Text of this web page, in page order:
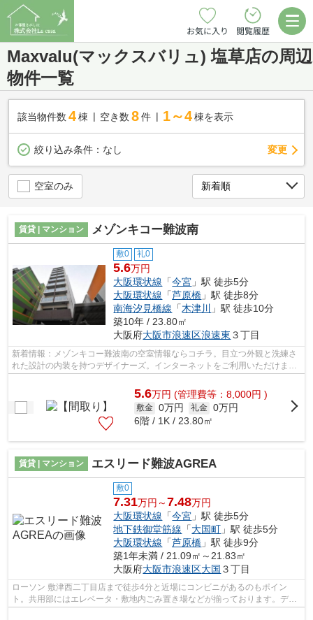
お気に入り 閲覧履歴
Maxvalu(マックスバリュ) 塩草店の周辺
物件一覧
該当物件数 4棟 空き数 8 件 1～4 棟を表示
絞り込み条件： なし 変更
空室のみ
賃貸 | マンション メゾンキコー難波南
敷0 礼0
5.6万円
大阪環状線 「今宮 」駅 徒歩5分
大阪環状線 「芦原橋 」駅 徒歩8分
南海汐見橋線 「木津川 」駅 徒歩10分
築10年 / 23.80㎡
大阪府大阪市浪速区浪速東 ３丁目
新着情報：メゾンキコー難波南の空室情報ならコチラ。目立つ外観と洗練さ
れた設計の内装を持つデザイナーズ。インターネットをご利用いただけま
す。徒歩5分に駅がある物件です。できる...
5.6万円 (管理費等：8,000円 )
敷金 0万円 礼金 0万円
6階 / 1K / 23.80㎡
賃貸 | マンション エスリード難波AGREA
敷0
7.31万円～7.48万円
大阪環状線 「今宮 」駅 徒歩5分
地下鉄御堂筋線 「大国町 」駅 徒歩5分
大阪環状線 「芦原橋 」駅 徒歩9分
築1年未満 / 21.09㎡～21.83㎡
大阪府大阪市浪速区大国 ３丁目
ローソン 敷津西二丁目店まで徒歩4分と近場にコンビニがあるのもポイン
ト。共用部にはエレベータ・敷地内ごみ置き場などが揃っております。デザ